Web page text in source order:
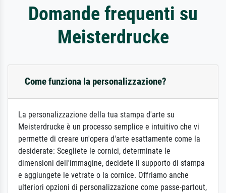
Domande frequenti su
Meisterdrucke
Come funziona la personalizzazione?
La personalizzazione della tua stampa d'arte su
Meisterdrucke è un processo semplice e intuitivo che vi
permette di creare un'opera d'arte esattamente come la
desiderate: Scegliete le cornici, determinate le
dimensioni dell'immagine, decidete il supporto di stampa
e aggiungete le vetrate o la cornice. Offriamo anche
ulteriori opzioni di personalizzazione come passe-partout,